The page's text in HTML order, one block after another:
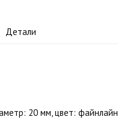
Детали
20 мм, цвет: файнлайн